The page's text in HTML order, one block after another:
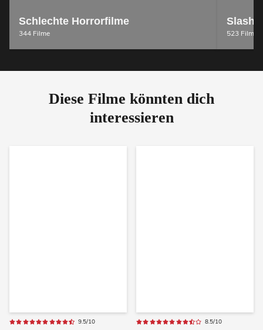
Schlechte Horrorfilme
344 Filme 523 Filme
Diese Filme könnten dich
interessieren
9.5/10 8.5/10